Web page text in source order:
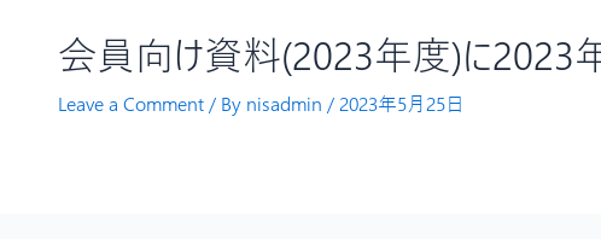
会員向け資料(2023年度)に2023
Leave a Comment / By nisadmin / 2023年5月25日